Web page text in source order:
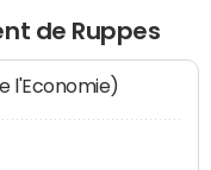
de Ruppes
l'Economie)